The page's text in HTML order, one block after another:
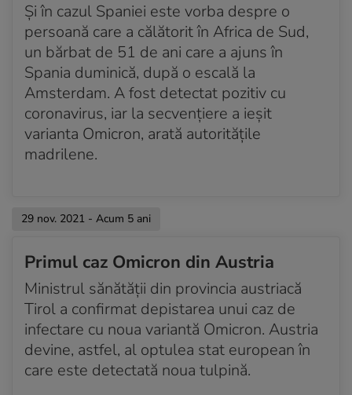
Și în cazul Spaniei este vorba despre o
persoană care a călătorit în Africa de Sud,
un bărbat de 51 de ani care a ajuns în
Spania duminică, după o escală la
Amsterdam. A fost detectat pozitiv cu
coronavirus, iar la secvențiere a ieșit
varianta Omicron, arată autoritățile
madrilene.
29 nov. 2021 - Acum 5 ani
Primul caz Omicron din Austria
Ministrul sănătății din provincia austriacă
Tirol a confirmat depistarea unui caz de
infectare cu noua variantă Omicron. Austria
devine, astfel, al optulea stat european în
care este detectată noua tulpină.